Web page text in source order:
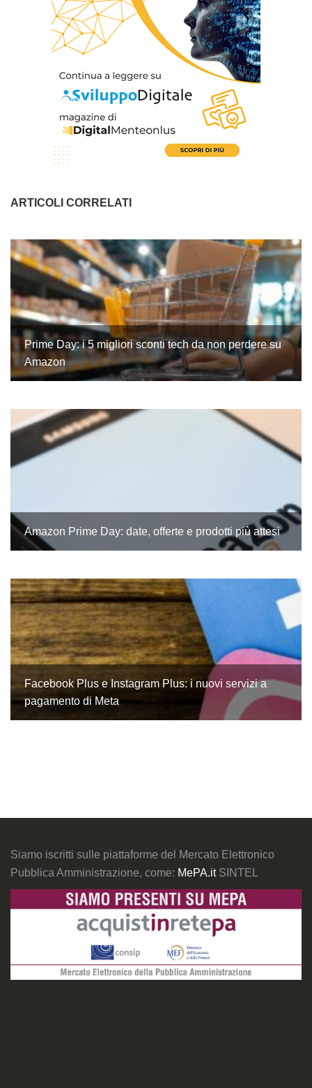
ARTICOLI CORRELATI
Prime Day: i 5 migliori sconti tech da non perdere su
Amazon
Amazon Prime Day: date, offerte e prodotti più attesi
Facebook Plus e Instagram Plus: i nuovi servizi a
pagamento di Meta
Siamo iscritti sulle piattaforme del Mercato Elettronico
Pubblica Amministrazione, come: MePA.it SINTEL